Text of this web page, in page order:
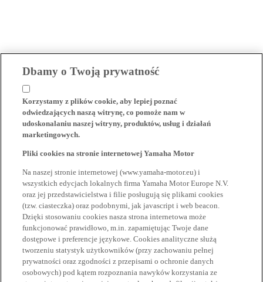
Dbamy o Twoją prywatność
Korzystamy z plików cookie, aby lepiej poznać
odwiedzających naszą witrynę, co pomoże nam w
udoskonalaniu naszej witryny, produktów, usług i działań
marketingowych.
Pliki cookies na stronie internetowej Yamaha Motor
Na naszej stronie internetowej (www.yamaha-motor.eu) i
wszystkich edycjach lokalnych firma Yamaha Motor Europe N.V.
oraz jej przedstawicielstwa i filie posługują się plikami cookies
(tzw. ciasteczka) oraz podobnymi, jak javascript i web beacon.
Dzięki stosowaniu cookies nasza strona internetowa może
funkcjonować prawidłowo, m.in. zapamiętując Twoje dane
dostępowe i preferencje językowe. Cookies analityczne służą
tworzeniu statystyk użytkowników (przy zachowaniu pełnej
prywatności oraz zgodności z przepisami o ochronie danych
osobowych) pod kątem rozpoznania nawyków korzystania ze